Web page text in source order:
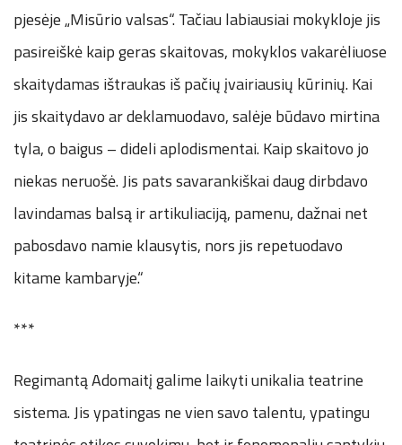
pjesėje „Misūrio valsas“. Tačiau labiausiai mokykloje jis
pasireiškė kaip geras skaitovas, mokyklos vakarėliuose
skaitydamas ištraukas iš pačių įvairiausių kūrinių. Kai
jis skaitydavo ar deklamuodavo, salėje būdavo mirtina
tyla, o baigus – dideli aplodismentai. Kaip skaitovo jo
niekas neruošė. Jis pats savarankiškai daug dirbdavo
lavindamas balsą ir artikuliaciją, pamenu, dažnai net
pabosdavo namie klausytis, nors jis repetuodavo
kitame kambaryje.“
***
Regimantą Adomaitį galime laikyti unikalia teatrine
sistema. Jis ypatingas ne vien savo talentu, ypatingu